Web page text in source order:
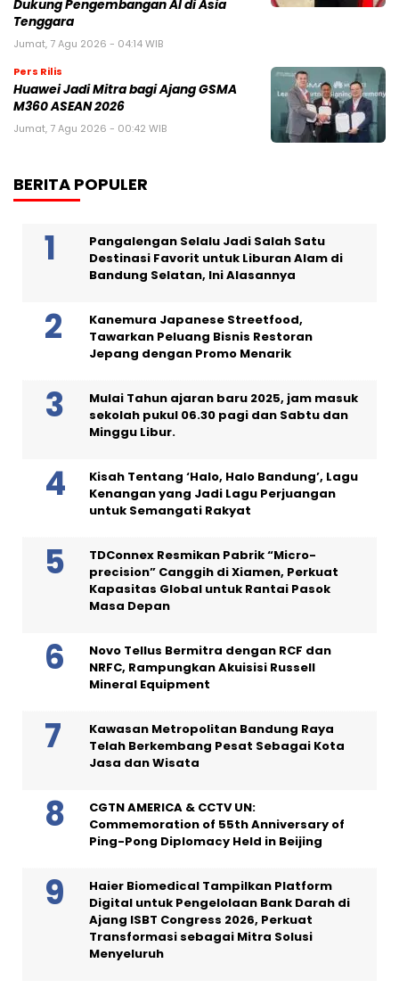
Dukung Pengembangan AI di Asia
Tenggara
Jumat, 7 Agu 2026 - 04:14 WIB
Pers Rilis
Huawei Jadi Mitra bagi Ajang GSMA
M360 ASEAN 2026
Jumat, 7 Agu 2026 - 00:42 WIB
BERITA POPULER
Pangalengan Selalu Jadi Salah Satu
Destinasi Favorit untuk Liburan Alam di
Bandung Selatan, Ini Alasannya
Kanemura Japanese Streetfood,
Tawarkan Peluang Bisnis Restoran
Jepang dengan Promo Menarik
Mulai Tahun ajaran baru 2025, jam masuk
sekolah pukul 06.30 pagi dan Sabtu dan
Minggu Libur.
Kisah Tentang ‘Halo, Halo Bandung’, Lagu
Kenangan yang Jadi Lagu Perjuangan
untuk Semangati Rakyat
TDConnex Resmikan Pabrik “Micro-
precision” Canggih di Xiamen, Perkuat
Kapasitas Global untuk Rantai Pasok
Masa Depan
Novo Tellus Bermitra dengan RCF dan
NRFC, Rampungkan Akuisisi Russell
Mineral Equipment
Kawasan Metropolitan Bandung Raya
Telah Berkembang Pesat Sebagai Kota
Jasa dan Wisata
CGTN AMERICA & CCTV UN:
Commemoration of 55th Anniversary of
Ping-Pong Diplomacy Held in Beijing
Haier Biomedical Tampilkan Platform
Digital untuk Pengelolaan Bank Darah di
Ajang ISBT Congress 2026, Perkuat
Transformasi sebagai Mitra Solusi
Menyeluruh